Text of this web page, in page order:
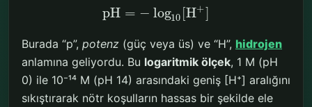
pH = − log10 [H+]
Burada “p”, potenz (güç veya üs) ve “H”, hidrojen
anlamına geliyordu. Bu logaritmik ölçek, 1 M (pH
0) ile 10⁻¹⁴ M (pH 14) arasındaki geniş [H⁺] aralığını
sıkıştırarak nötr koşulların hassas bir şekilde ele